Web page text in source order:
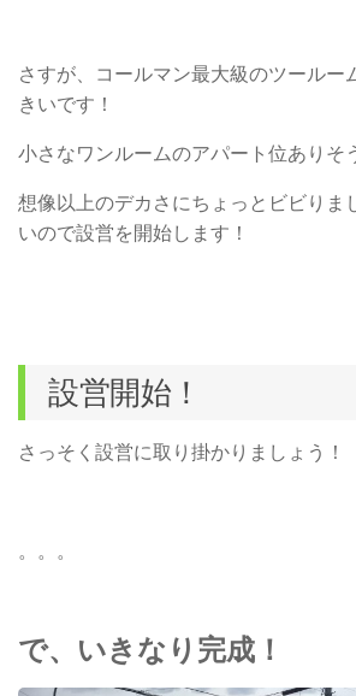
さすが、コールマン最大級のツールー
きいです！
小さなワンルームのアパート位ありそ
想像以上のデカさにちょっとビビりま
いので設営を開始します！
設営開始！
さっそく設営に取り掛かりましょう！
。。。
で、いきなり完成！